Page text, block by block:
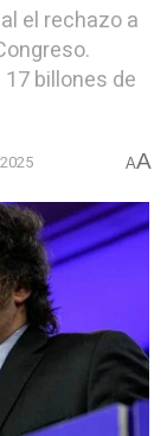
el rechazo a
billones de
AA